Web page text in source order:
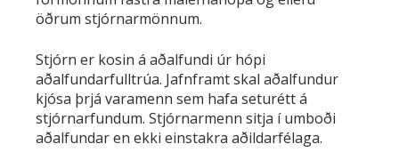
öðrum stjórnarmönnum.
Stjórn er kosin á aðalfundi úr hópi
aðalfundarfulltrúa. Jafnframt skal aðalfundur
kjósa þrjá varamenn sem hafa seturétt á
stjórnarfundum. Stjórnarmenn sitja í umboði
aðalfundar en ekki einstakra aðildarfélaga.